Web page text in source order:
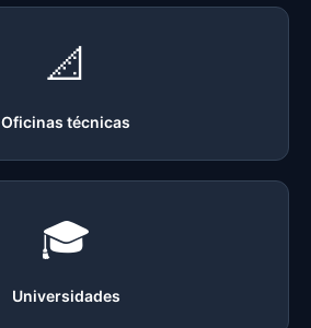
📐
Oficinas técnicas
🎓
Universidades